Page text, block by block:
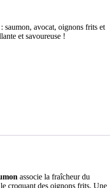
avocat, oignons frits et
et savoureuse !
associe la fraîcheur du
croquant des oignons frits. Une